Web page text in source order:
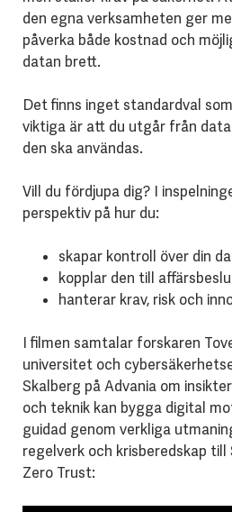
den egna verksamheten ger
påverka både kostnad och
datan brett.
Det finns inget standardval
viktiga är att du utgår från
den ska användas.
Vill du fördjupa dig? I
perspektiv på hur du:
skapar kontroll över din
kopplar den till
hanterar krav, risk och
I filmen samtalar forskaren
universitet och
Skalberg på Advania om
och teknik kan bygga digital
guidad genom verkliga
regelverk och krisberedskap till
Zero Trust: